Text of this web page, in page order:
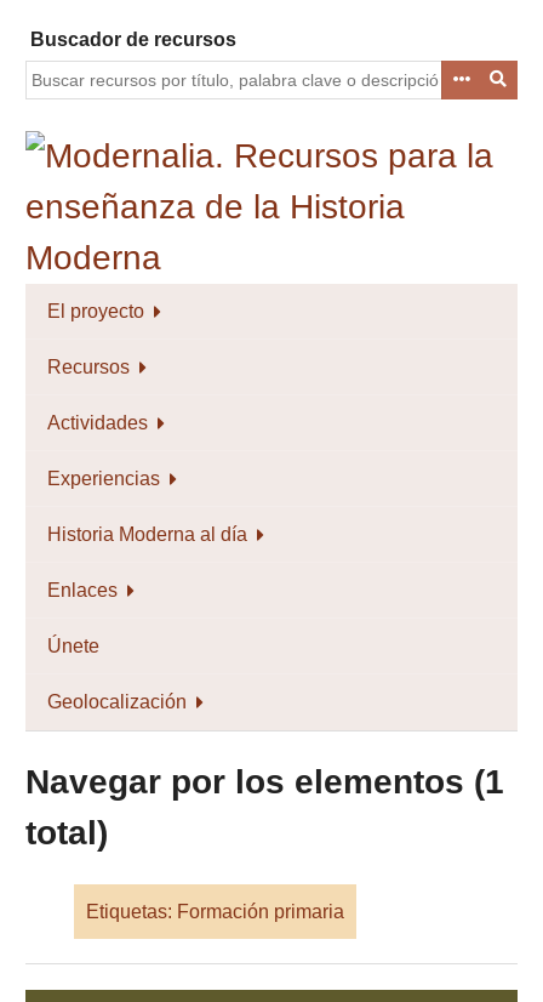
contenido
principal
Buscador de recursos
El proyecto
Recursos
Actividades
Experiencias
Historia Moderna al día
Enlaces
Únete
Geolocalización
Navegar por los elementos (1
total)
Etiquetas: Formación primaria